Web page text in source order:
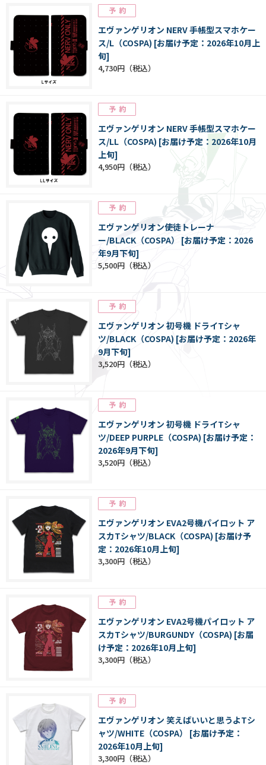
エヴァンゲリオン NERV 手帳型スマホケー
ス/L（COSPA) [お届け予定：2026年10月上
旬]
4,730円
エヴァンゲリオン NERV 手帳型スマホケー
ス/LL（COSPA) [お届け予定：2026年10月
上旬]
4,950円
エヴァンゲリオン使徒トレーナ
ー/BLACK（COSPA） [お届け予定：2026
年9月下旬]
5,500円
エヴァンゲリオン 初号機 ドライTシャ
ツ/BLACK（COSPA) [お届け予定：2026年
9月下旬]
3,520円
エヴァンゲリオン 初号機 ドライTシャ
ツ/DEEP PURPLE（COSPA) [お届け予定：
2026年9月下旬]
3,520円
エヴァンゲリオン EVA2号機パイロット ア
スカTシャツ/BLACK（COSPA) [お届け予
定：2026年10月上旬]
3,300円
エヴァンゲリオン EVA2号機パイロット ア
スカTシャツ/BURGUNDY（COSPA) [お届
け予定：2026年10月上旬]
3,300円
エヴァンゲリオン 笑えばいいと思うよTシ
ャツ/WHITE（COSPA） [お届け予定：
2026年10月上旬]
3,300円